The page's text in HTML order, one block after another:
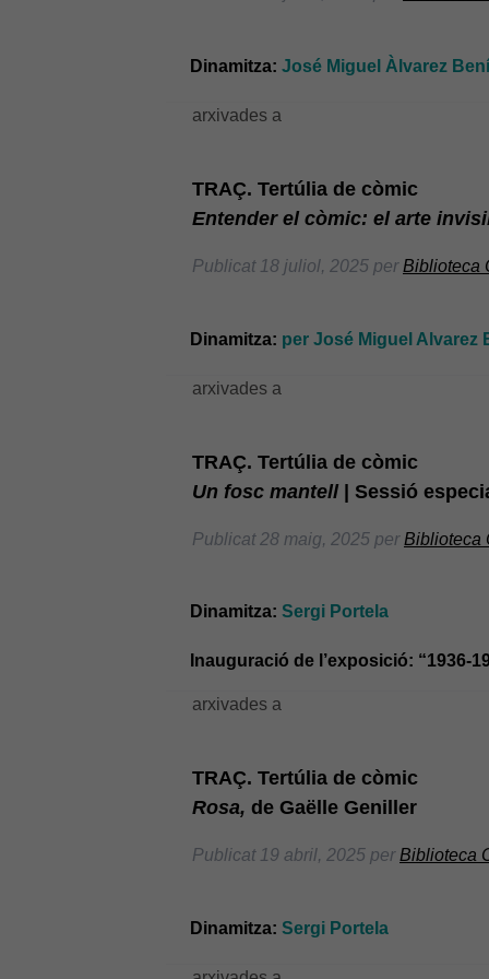
Dinamitza: José Miguel Àlvarez
arxivades a
TRAÇ. Tertúlia de còmic
Entender el còmic: el arte
Publicat 18 juliol, 2025 perBiblioteca
Dinamitza: per José Miguel Alvarez
arxivades a
TRAÇ. Tertúlia de còmic
Un fosc mantell | Sessió
Publicat 28 maig, 2025 perBiblioteca
Dinamitza: Sergi Portela
Inauguració de l’exposició: “1936-
arxivades a
TRAÇ. Tertúlia de còmic
Rosa, de Gaëlle Geniller
Publicat 19 abril, 2025 perBiblioteca
Dinamitza: Sergi Portela